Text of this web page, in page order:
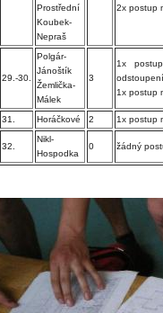
Prostřední
Koubek-
Nepraš
2x postup
29.-30.
Polgár-
Jánoštík
Žemlička-
Málek
3
1x
1x postup
31. Horáčkové 2 1x postup
32.
Nikl-
Hospodka
0 žádný